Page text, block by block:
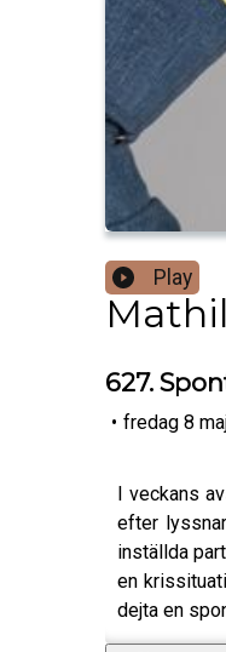
Play
627.
• fredag 8
I veckans
efter
inställda
en
dejta en